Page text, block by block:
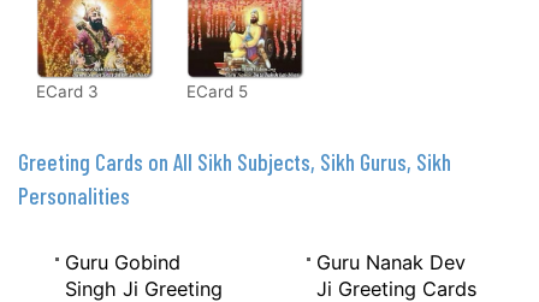
ECard 3 ECard 5
Greeting Cards on All Sikh Subjects, Sikh Gurus, Sikh
Personalities
Guru Gobind
Singh Ji Greeting
Guru Nanak Dev
Ji Greeting Cards